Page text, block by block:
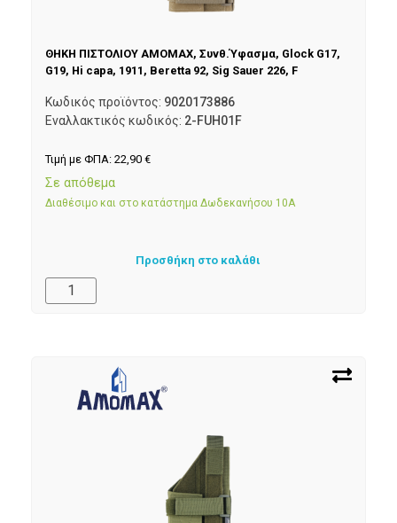
ΘΗΚΗ ΠΙΣΤΟΛΙΟΥ AMOMAX, Συνθ.Ύφασμα, Glock G17,
G19, Hi capa, 1911, Beretta 92, Sig Sauer 226, F
Κωδικός προϊόντος: 9020173886
Εναλλακτικός κωδικός: 2-FUH01F
Τιμή με ΦΠΑ: 22,90 €
Σε απόθεμα
Διαθέσιμο και στο κατάστημα Δωδεκανήσου 10Α
Προσθήκη στο καλάθι